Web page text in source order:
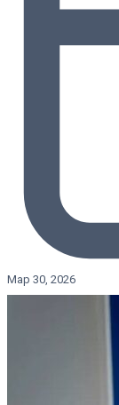
Мар 30, 2026